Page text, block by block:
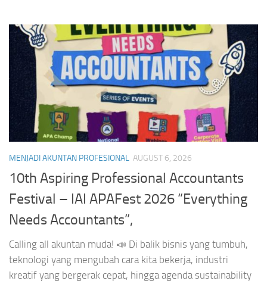
MENJADI AKUNTAN PROFESIONAL AUGUST 6, 2026
10th Aspiring Professional Accountants
Festival – IAI APAFest 2026 “Everything
Needs Accountants”,
Calling all akuntan muda! 📣 Di balik bisnis yang tumbuh,
teknologi yang mengubah cara kita bekerja, industri
kreatif yang bergerak cepat, hingga agenda sustainability